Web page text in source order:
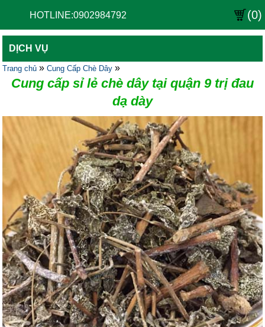
HOTLINE:0902984792 (0)
DỊCH VỤ
Trang chủ » Cung Cấp Chè Dây »
Cung cấp sỉ lẻ chè dây tại quận 9 trị đau
dạ dày